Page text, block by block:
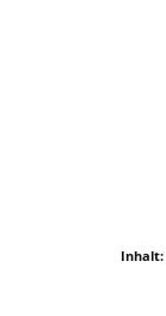
Inhalt: